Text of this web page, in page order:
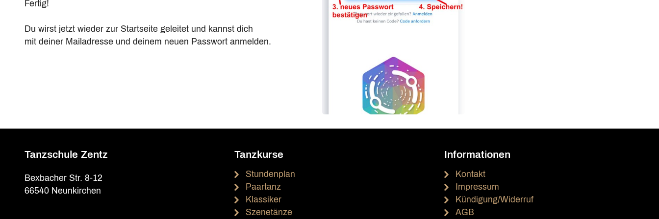
Fertig!
Du wirst jetzt wieder zur Startseite geleitet und kannst dich
mit deiner Mailadresse und deinem neuen Passwort anmelden.
Tanzschule Zentz
Bexbacher Str. 8-12
66540 Neunkirchen
Tanzkurse
Stundenplan
Paartanz
Klassiker
Szenetänze
Informationen
Kontakt
Impressum
Kündigung/Widerruf
AGB